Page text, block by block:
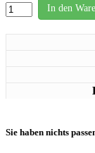
In den
Sie haben nichts